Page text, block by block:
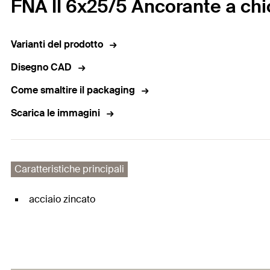
FNA II 6x25/5 Ancorante a
Varianti del prodotto
Disegno CAD
Come smaltire il packaging
Scarica le immagini
Caratteristiche principali
acciaio zincato